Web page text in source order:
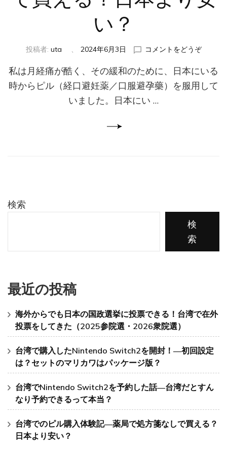
い？
投稿者: uta 、 2024年6月3日 コメントをどうぞ(台
で
の
ピ
し
本
り
安
い？)
私は月経痛が酷く、その緩和のために、日本にいる
時からピル（経口避妊薬／口服避孕藥）を服用して
いました。日本にい …
検索
検
索
最近の投稿
海外からでも日本の国政選挙に投票できる！台湾で在外
投票をしてきた（2025参院選・2026衆院選）
台湾で購入したNintendo Switch2を開封！―初回設定
は？セットのマリカワはパッケージ版？
台湾でNintendo Switch2を予約した話―台湾だとすん
なり予約できるって本当？
台湾でのピル購入体験記―薬局で処方箋なしで買える？
日本より安い？